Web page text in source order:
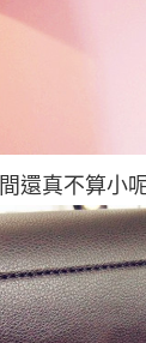
還真不算小呢